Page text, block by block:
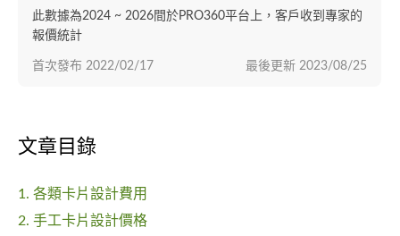
此數據為2024 ~ 2026間於PRO360平台上，客戶收到專家的
報價統計
最後更新 2023/08/25
首次發布 2022/02/17
文章目錄
1. 各類卡片設計費用
2. 手工卡片設計價格